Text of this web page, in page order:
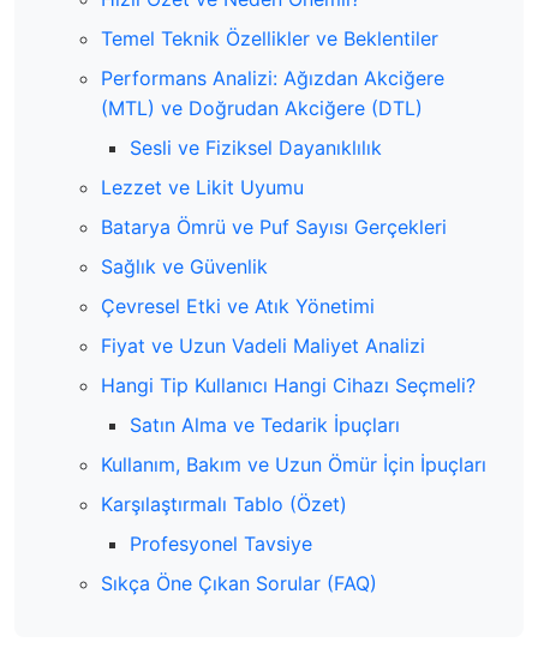
Temel Teknik Özellikler ve Beklentiler
Performans Analizi: Ağızdan Akciğere
(MTL) ve Doğrudan Akciğere (DTL)
Sesli ve Fiziksel Dayanıklılık
Lezzet ve Likit Uyumu
Batarya Ömrü ve Puf Sayısı Gerçekleri
Sağlık ve Güvenlik
Çevresel Etki ve Atık Yönetimi
Fiyat ve Uzun Vadeli Maliyet Analizi
Hangi Tip Kullanıcı Hangi Cihazı Seçmeli?
Satın Alma ve Tedarik İpuçları
Kullanım, Bakım ve Uzun Ömür İçin İpuçları
Karşılaştırmalı Tablo (Özet)
Profesyonel Tavsiye
Sıkça Öne Çıkan Sorular (FAQ)